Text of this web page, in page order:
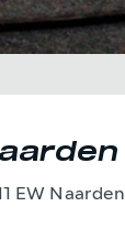
EW Naarden